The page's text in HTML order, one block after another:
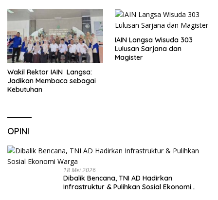
Wakil Rektor IAIN Langsa:
Jadikan Membaca sebagai
Kebutuhan
IAIN Langsa Wisuda 303
Lulusan Sarjana dan
Magister
OPINI
18 Mei 2026
Dibalik Bencana, TNI AD Hadirkan
Infrastruktur & Pulihkan Sosial Ekonomi